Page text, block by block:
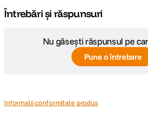
Întrebări și răspunsuri
Nu găsești răspunsul pe
Pune o întrebare
Informatii conformitate produs